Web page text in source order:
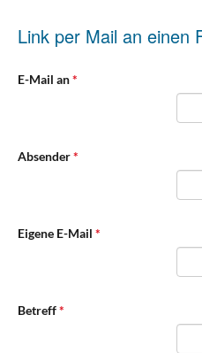
Link per Mail an einen
E-Mail an*
Absender*
Eigene E-Mail *
Betreff*